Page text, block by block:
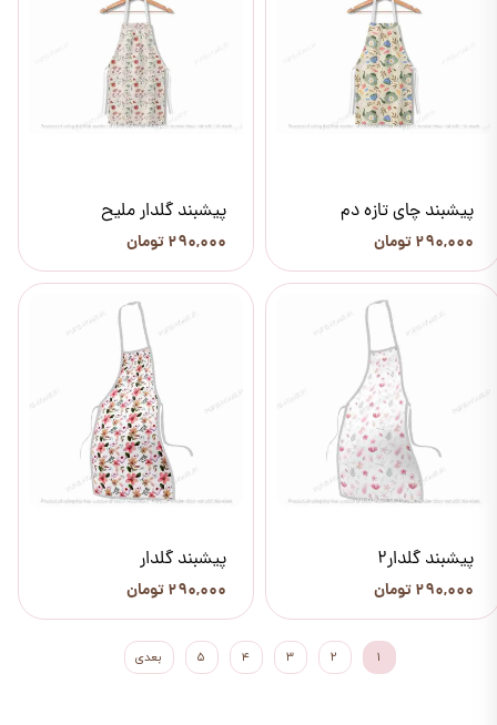
پیشبند چای تازه دم
۲۹۰,۰۰۰ تومان
پیشبند گلدار ملیح
۲۹۰,۰۰۰ تومان
پیشبند گلدار2
۲۹۰,۰۰۰ تومان
پیشبند گلدار
۲۹۰,۰۰۰ تومان
۱ ۲ ۳ ۴ ۵ بعدی